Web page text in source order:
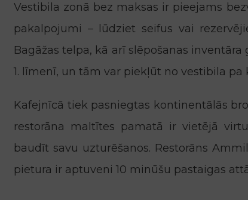
Vestibila zonā bez maksas ir pieejams
pakalpojumi – lūdziet seifus vai
Bagāžas telpa, kā arī slēpošanas
1. līmenī, un tām var piekļūt no vestibila pa
Kafejnīcā tiek pasniegtas kontinentālās
restorāna maltītes pamatā ir vietējā
baudīt savu uzturēšanos. Restorāns
pietura ir aptuveni 10 minūšu pastaigas